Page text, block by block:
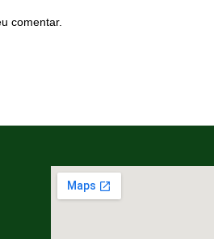
comentar.